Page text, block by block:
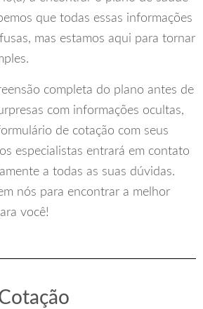
que todas essas informações
mas estamos aqui para tornar
completa do plano antes de
com informações ocultas,
de cotação com seus
especialistas entrará em contato
a todas as suas dúvidas.
nós para encontrar a melhor
você!